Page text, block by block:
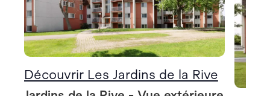
Découvrir Les Jardins de la Rive